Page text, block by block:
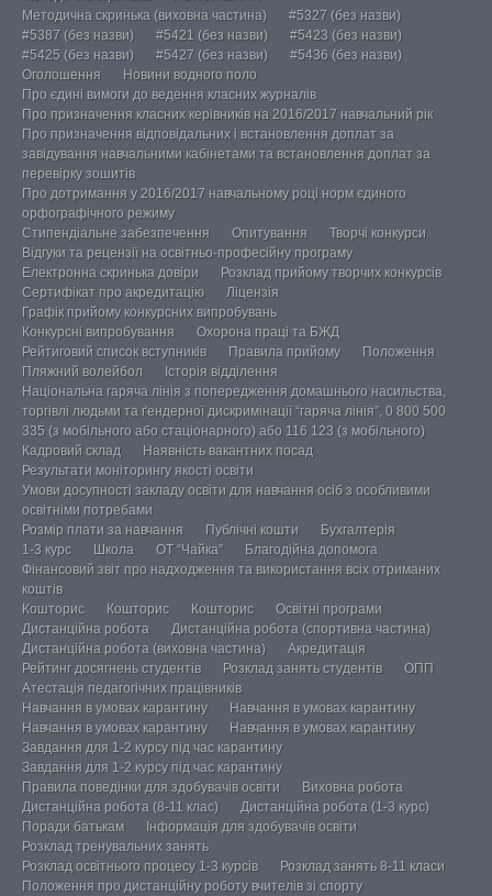
Методична скринька (виховна частина)
#5327 (без назви)
#5387 (без назви)
#5421 (без назви)
#5423 (без назви)
#5425 (без назви)
#5427 (без назви)
#5436 (без назви)
Оголошення
Новини водного поло
Про єдині вимоги до ведення класних журналів
Про призначення класних керівників на 2016/2017 навчальний рік
Про призначення відповідальних і встановлення доплат за
завідування навчальними кабінетами та встановлення доплат за
перевірку зошитів
Про дотримання у 2016/2017 навчальному році норм єдиного
орфографічного режиму
Стипендіальне забезпечення
Опитування
Творчі конкурси
Відгуки та рецензії на освітньо-професійну програму
Електронна скринька довіри
Розклад прийому творчих конкурсів
Сертифікат про акредитацію
Ліцензія
Графік прийому конкурсних випробувань
Конкурсні випробування
Охорона праці та БЖД
Рейтиговий список вступників
Правила прийому
Положення
Пляжний волейбол
Історія відділення
Національна гаряча лінія з попередження домашнього насильства,
торгівлі людьми та ґендерної дискримінації “гаряча лінія”, 0 800 500
335 (з мобільного або стаціонарного) або 116 123 (з мобільного)
Кадровий склад
Наявність вакантних посад
Результати моніторингу якості освіти
Умови досупності закладу освіти для навчання осіб з особливими
освітніми потребами
Розмір плати за навчання
Публічні кошти
Бухгалтерія
1-3 курс
Школа ОТ “Чайка”
Благодійна допомога
Фінансовий звіт про надходження та використання всіх отриманих
коштів
Кошторис
Кошторис Кошторис
Освітні програми
Дистанційна робота
Дистанційна робота (спортивна частина)
Дистанційна робота (виховна частина)
Акредитація
Рейтинг досягнень студентів
Розклад занять студентів
ОПП
Атестація педагогічних працівників
Навчання в умовах карантину
Навчання в умовах карантину
Навчання в умовах карантину
Навчання в умовах карантину
Завдання для 1-2 курсу під час карантину
Завдання для 1-2 курсу під час карантину
Правила поведінки для здобувачів освіти
Виховна робота
Дистанційна робота (8-11 клас)
Дистанційна робота (1-3 курс)
Поради батькам
Інформація для здобувачів освіти
Розклад тренувальних занять
Розклад освітнього процесу 1-3 курсів
Розклад занять 8-11 класи
Положення про дистанційну роботу вчителів зі спорту